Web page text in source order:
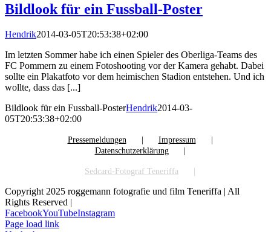
Bildlook für ein Fussball-Poster
Hendrik2014-03-05T20:53:38+02:00
Im letzten Sommer habe ich einen Spieler des Oberliga-Teams des
FC Pommern zu einem Fotoshooting vor der Kamera gehabt. Dabei
sollte ein Plakatfoto vor dem heimischen Stadion entstehen. Und ich
wollte, dass das [...]
Bildlook für ein Fussball-PosterHendrik2014-03-
05T20:53:38+02:00
Pressemeldungen
Impressum
Datenschutzerklärung
Sedcard-Fotograf Teneriffa
Copyright 2025 roggemann fotografie und film Teneriffa | All
Rights Reserved |
FacebookYouTubeInstagram
Page load link